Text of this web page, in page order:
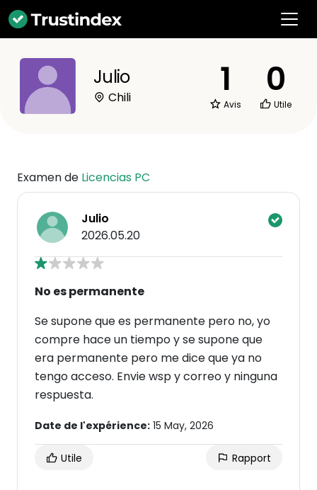
Julio
Chili 1
Avis
0
Utile
Examen de Licencias PC
Julio
2026.05.20
No es permanente
Se supone que es permanente pero no, yo
compre hace un tiempo y se supone que
era permanente pero me dice que ya no
tengo acceso. Envie wsp y correo y ninguna
respuesta.
Date de l'expérience: 15 May, 2026
Utile Rapport